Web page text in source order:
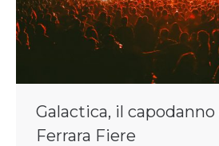
Galactica, il
Ferrara Fiere